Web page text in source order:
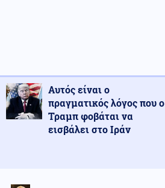
Αυτός είναι ο
πραγματικός λόγος που ο
Τραμπ φοβάται να
εισβάλει στο Ιράν